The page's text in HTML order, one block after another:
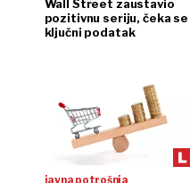
Wall Street zaustavio
pozitivnu seriju, čeka se
ključni podatak
javna potrošnja